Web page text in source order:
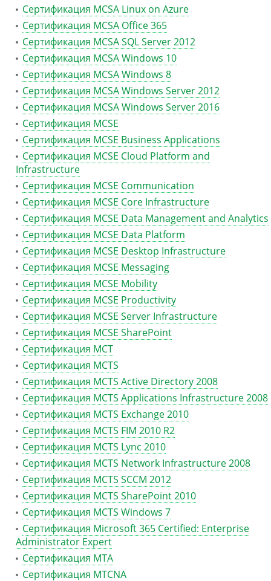
Сертификация MCSA Linux on Azure
Сертификация MCSA Office 365
Сертификация MCSA SQL Server 2012
Сертификация MCSA Windows 10
Сертификация MCSA Windows 8
Сертификация MCSA Windows Server 2012
Сертификация MCSA Windows Server 2016
Сертификация MCSE
Сертификация MCSE Business Applications
Сертификация MCSE Cloud Platform and
Infrastructure
Сертификация MCSE Communication
Сертификация MCSE Core Infrastructure
Сертификация MCSE Data Management and Analytics
Сертификация MCSE Data Platform
Сертификация MCSE Desktop Infrastructure
Сертификация MCSE Messaging
Сертификация MCSE Mobility
Сертификация MCSE Productivity
Сертификация MCSE Server Infrastructure
Сертификация MCSE SharePoint
Сертификация MCT
Сертификация MCTS
Сертификация MCTS Active Directory 2008
Сертификация MCTS Applications Infrastructure 2008
Сертификация MCTS Exchange 2010
Сертификация MCTS FIM 2010 R2
Сертификация MCTS Lync 2010
Сертификация MCTS Network Infrastructure 2008
Сертификация MCTS SCCM 2012
Сертификация MCTS SharePoint 2010
Сертификация MCTS Windows 7
Сертификация Microsoft 365 Certified: Enterprise
Administrator Expert
Сертификация MTA
Сертификация MTCNA